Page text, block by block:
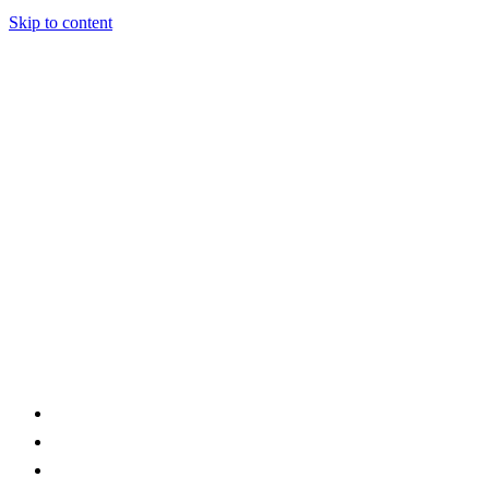
Skip to content